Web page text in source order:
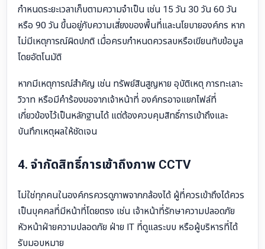
กำหนดระยะเวลาเก็บตามความจำเป็น เช่น 15 วัน 30 วัน 60 วัน
หรือ 90 วัน ขึ้นอยู่กับความเสี่ยงของพื้นที่และนโยบายองค์กร หาก
ไม่มีเหตุการณ์ผิดปกติ เมื่อครบกำหนดควรลบหรือเขียนทับข้อมูล
โดยอัตโนมัติ
หากมีเหตุการณ์สำคัญ เช่น ทรัพย์สินสูญหาย อุบัติเหตุ การทะเลาะ
วิวาท หรือมีคำร้องขอจากเจ้าหน้าที่ องค์กรอาจแยกไฟล์ที่
เกี่ยวข้องไว้เป็นหลักฐานได้ แต่ต้องควบคุมสิทธิ์การเข้าถึงและ
บันทึกเหตุผลให้ชัดเจน
4. จำกัดสิทธิ์การเข้าถึงภาพ CCTV
ไม่ใช่ทุกคนในองค์กรควรดูภาพจากกล้องได้ ผู้ที่ควรเข้าถึงได้ควร
เป็นบุคคลที่มีหน้าที่โดยตรง เช่น เจ้าหน้าที่รักษาความปลอดภัย
หัวหน้าฝ่ายความปลอดภัย ฝ่าย IT ที่ดูแลระบบ หรือผู้บริหารที่ได้
รับมอบหมาย